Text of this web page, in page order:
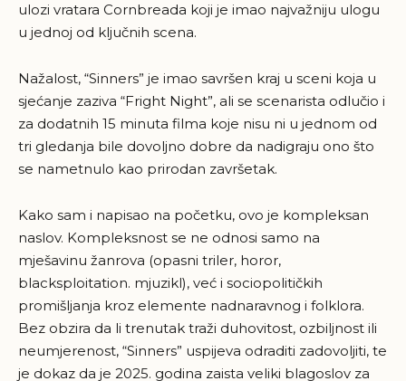
ulozi vratara Cornbreada koji je imao najvažniju ulogu
u jednoj od ključnih scena.
Nažalost, “Sinners” je imao savršen kraj u sceni koja u
sjećanje zaziva “Fright Night”, ali se scenarista odlučio i
za dodatnih 15 minuta filma koje nisu ni u jednom od
tri gledanja bile dovoljno dobre da nadigraju ono što
se nametnulo kao prirodan završetak.
Kako sam i napisao na početku, ovo je kompleksan
naslov. Kompleksnost se ne odnosi samo na
mješavinu žanrova (opasni triler, horor,
blacksploitation. mjuzikl), već i sociopolitičkih
promišljanja kroz elemente nadnaravnog i folklora.
Bez obzira da li trenutak traži duhovitost, ozbiljnost ili
neumjerenost, “Sinners” uspijeva odraditi zadovoljiti, te
je dokaz da je 2025. godina zaista veliki blagoslov za